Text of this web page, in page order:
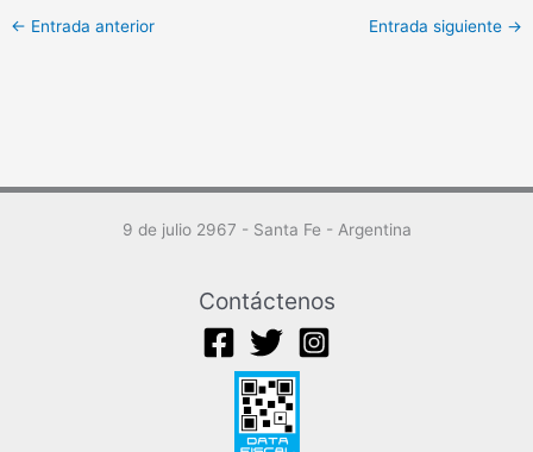
← Entrada anterior Entrada siguiente →
9 de julio 2967 - Santa Fe - Argentina
Contáctenos